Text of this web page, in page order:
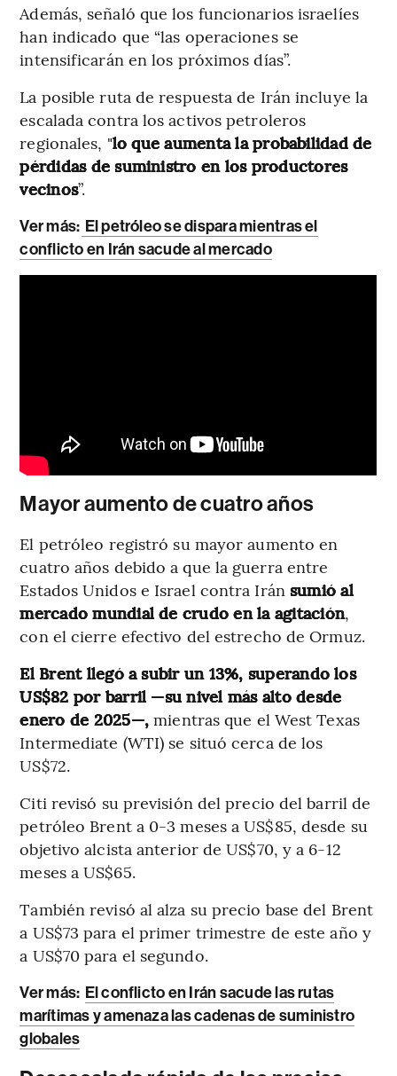
Además, señaló que los funcionarios israelíes
han indicado que “las operaciones se
intensificarán en los próximos días”.
La posible ruta de respuesta de Irán incluye la
escalada contra los activos petroleros
regionales, "lo que aumenta la probabilidad de
pérdidas de suministro en los productores
vecinos”.
Ver más: El petróleo se dispara mientras el
conflicto en Irán sacude al mercado
Mayor aumento de cuatro años
El petróleo registró su mayor aumento en
cuatro años debido a que la guerra entre
Estados Unidos e Israel contra Irán sumió al
mercado mundial de crudo en la agitación,
con el cierre efectivo del estrecho de Ormuz.
El Brent llegó a subir un 13%, superando los
US$82 por barril —su nivel más alto desde
enero de 2025—,mientras que el West Texas
Intermediate (WTI) se situó cerca de los
US$72.
Citi revisó su previsión del precio del barril de
petróleo Brent a 0-3 meses a US$85, desde su
objetivo alcista anterior de US$70, y a 6-12
meses a US$65.
También revisó al alza su precio base del Brent
a US$73 para el primer trimestre de este año y
a US$70 para el segundo.
Ver más: El conflicto en Irán sacude las rutas
marítimas y amenaza las cadenas de suministro
globales